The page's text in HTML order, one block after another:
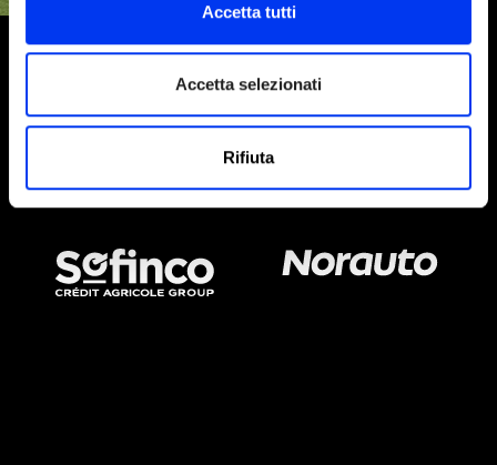
Accetta tutti
Accetta selezionati
Rifiuta
SPONSOR